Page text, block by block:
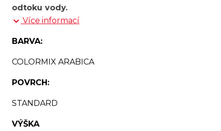
odtoku vody.
Více informací
BARVA:
COLORMIX ARABICA
POVRCH:
STANDARD
VÝŠKA